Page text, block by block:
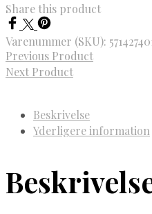
Share this product
Varenummer (SKU):
Previous Product
Next Product
Beskrivelse
Yderligere information